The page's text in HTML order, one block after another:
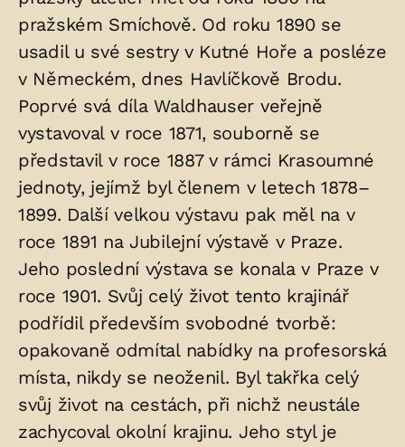
pražském Smíchově. Od roku 1890 se
usadil u své sestry v Kutné Hoře a posléze
v Německém, dnes Havlíčkově Brodu.
Poprvé svá díla Waldhauser veřejně
vystavoval v roce 1871, souborně se
představil v roce 1887 v rámci Krasoumné
jednoty, jejímž byl členem v letech 1878–
1899. Další velkou výstavu pak měl na v
roce 1891 na Jubilejní výstavě v Praze.
Jeho poslední výstava se konala v Praze v
roce 1901. Svůj celý život tento krajinář
podřídil především svobodné tvorbě:
opakovaně odmítal nabídky na profesorská
místa, nikdy se neoženil. Byl takřka celý
svůj život na cestách, při nichž neustále
zachycoval okolní krajinu. Jeho styl je